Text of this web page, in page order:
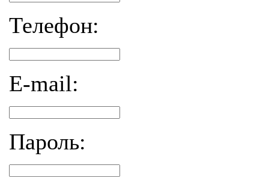
Телефон:
E-mail:
Пароль: